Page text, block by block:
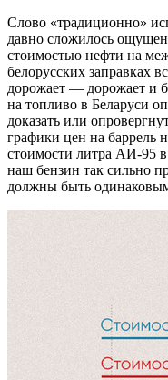
Слово «традиционно»
давно сложилось
стоимостью нефти на
белорусских заправках
дорожает — дорожает и
на топливо в Беларуси
доказать или
графики цен на баррель
стоимости литра АИ-95
наш бензин так сильно
должны быть